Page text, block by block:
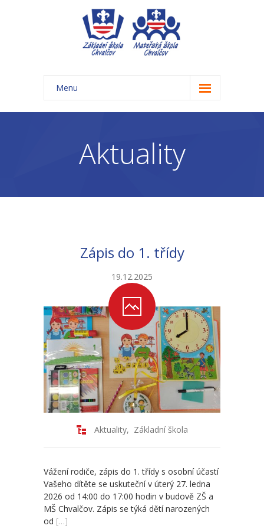
Menu
Úvod
-- Aktuality ZŠ
-- Třídní schůzky
-- Školní vzdělávací program ZŠ
-- Fotogalerie ZŠ
Mateřská škola
-- Aktuality MŠ
-- Uspořádání dne MŠ
-- Učitelé MŠ
-- Zápis dětí do MŠ
-- Nadstandardní činnosti
Aktuality
Zápis do 1. třídy
19.12.2025
Aktuality, Základní škola
Vážení rodiče, zápis do 1. třídy s osobní účastí
Vašeho dítěte se uskuteční v úterý 27. ledna
2026 od 14:00 do 17:00 hodin v budově ZŠ a
MŠ Chvalčov. Zápis se týká dětí narozených
od […]